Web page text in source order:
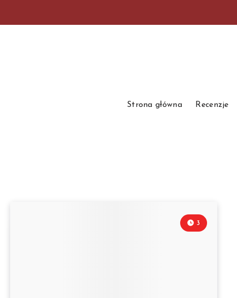
Strona główna Recenzje
3